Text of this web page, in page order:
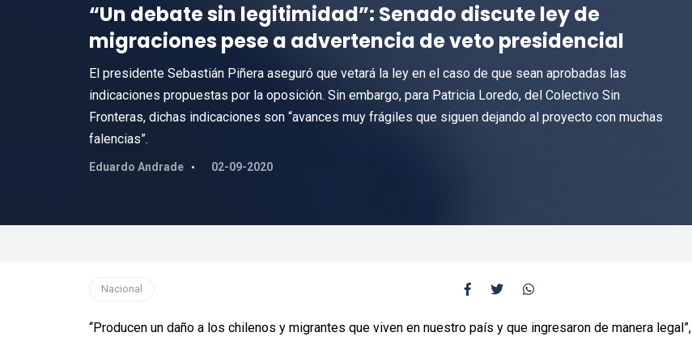
“Un debate sin legitimidad”: Senado discute ley de
migraciones pese a advertencia de veto presidencial
El presidente Sebastián Piñera aseguró que vetará la ley en el caso de que sean aprobadas las
indicaciones propuestas por la oposición. Sin embargo, para Patricia Loredo, del Colectivo Sin
Fronteras, dichas indicaciones son “avances muy frágiles que siguen dejando al proyecto con muchas
falencias”.
Eduardo Andrade 02-09-2020
Nacional
“Producen un daño a los chilenos y migrantes que viven en nuestro país y que ingresaron de manera legal”,